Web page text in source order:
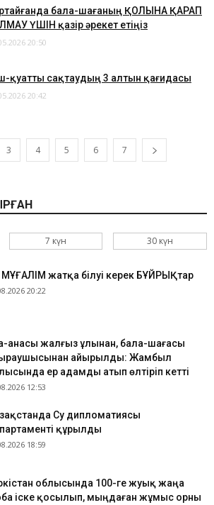
бала-шағаның ҚОЛЫНА ҚАРАП
ҮШІН қазір әрекет етіңіз
20:50
қуатты сақтаудың 3 алтын қағидасы
20:42
3 4 5 6 7
7 күн 30 күн
жатқа білуі керек БҰЙРЫҚтар
20:22
анасы жалғыз ұлынан, бала-шағасы
айырылды: Жамбыл
ер адамды атып өлтіріп кетті
12:53
Су дипломатиясы
құрылды
18:59
облысында 100-ге жуық жаңа
іске қосылып, мыңдаған жұмыс орны